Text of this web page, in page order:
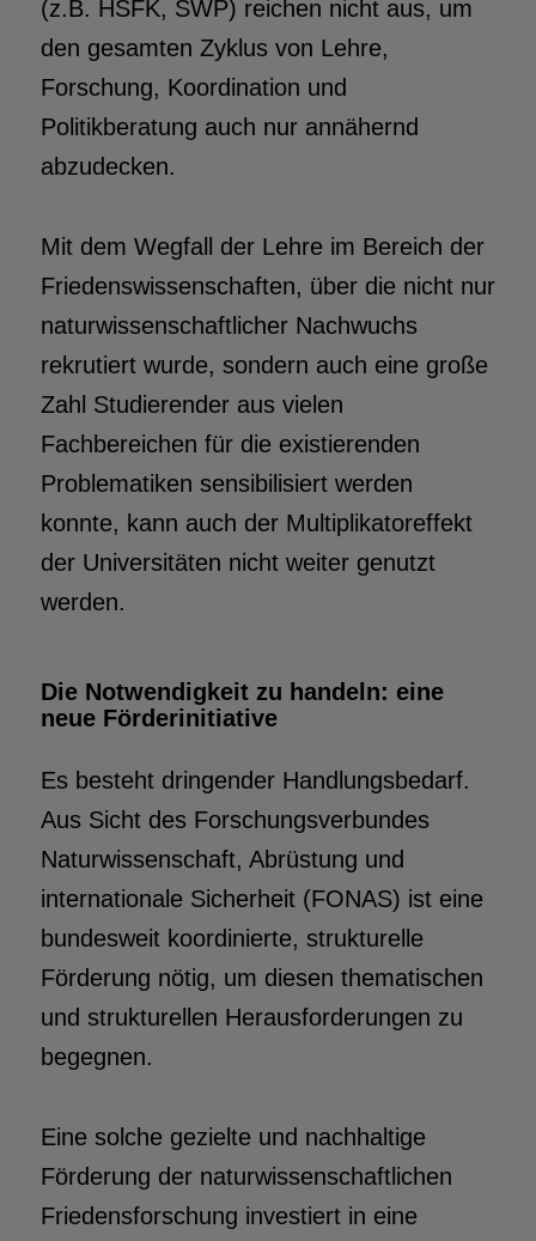
(z.B. HSFK, SWP) reichen nicht aus, um
den gesamten Zyklus von Lehre,
Forschung, Koordination und
Politikberatung auch nur annähernd
abzudecken.
Mit dem Wegfall der Lehre im Bereich der
Friedenswissenschaften, über die nicht nur
naturwissenschaftlicher Nachwuchs
rekrutiert wurde, sondern auch eine große
Zahl Studierender aus vielen
Fachbereichen für die existierenden
Problematiken sensibilisiert werden
konnte, kann auch der Multiplikatoreffekt
der Universitäten nicht weiter genutzt
werden.
Die Notwendigkeit zu handeln: eine
neue Förderinitiative
Es besteht dringender Handlungsbedarf.
Aus Sicht des Forschungsverbundes
Naturwissenschaft, Abrüstung und
internationale Sicherheit (FONAS) ist eine
bundesweit koordinierte, strukturelle
Förderung nötig, um diesen thematischen
und strukturellen Herausforderungen zu
begegnen.
Eine solche gezielte und nachhaltige
Förderung der naturwissenschaftlichen
Friedensforschung investiert in eine